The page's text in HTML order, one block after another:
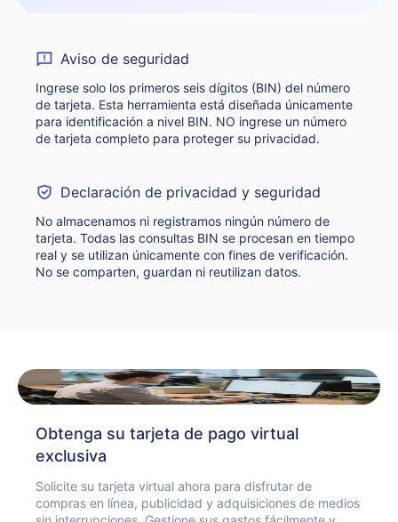
Aviso de seguridad
Ingrese solo los primeros seis dígitos (BIN) del número
de tarjeta. Esta herramienta está diseñada únicamente
para identificación a nivel BIN. NO ingrese un número
de tarjeta completo para proteger su privacidad.
Declaración de privacidad y seguridad
No almacenamos ni registramos ningún número de
tarjeta. Todas las consultas BIN se procesan en tiempo
real y se utilizan únicamente con fines de verificación.
No se comparten, guardan ni reutilizan datos.
Obtenga su tarjeta de pago virtual
exclusiva
Solicite su tarjeta virtual ahora para disfrutar de
compras en línea, publicidad y adquisiciones de medios